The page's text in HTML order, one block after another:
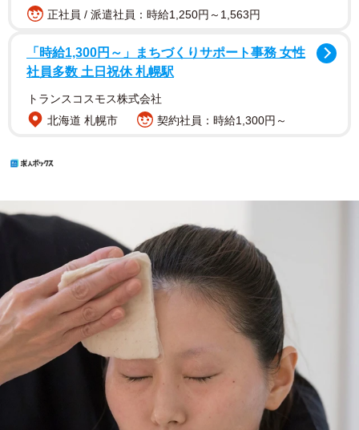
正社員 / 派遣社員：時給1,250円～1,563円
「時給1,300円～」まちづくりサポート事務 女性
社員多数 土日祝休 札幌駅
トランスコスモス株式会社
北海道 札幌市
契約社員：時給1,300円～